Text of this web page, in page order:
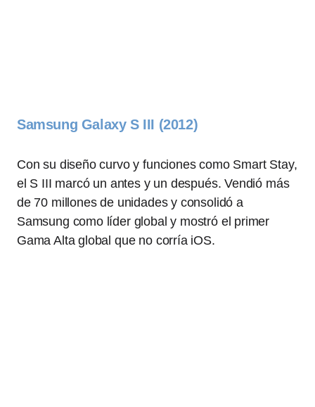
Samsung Galaxy S III (2012)
Con su diseño curvo y funciones como Smart Stay,
el S III marcó un antes y un después. Vendió más
de 70 millones de unidades y consolidó a
Samsung como líder global y mostró el primer
Gama Alta global que no corría iOS.